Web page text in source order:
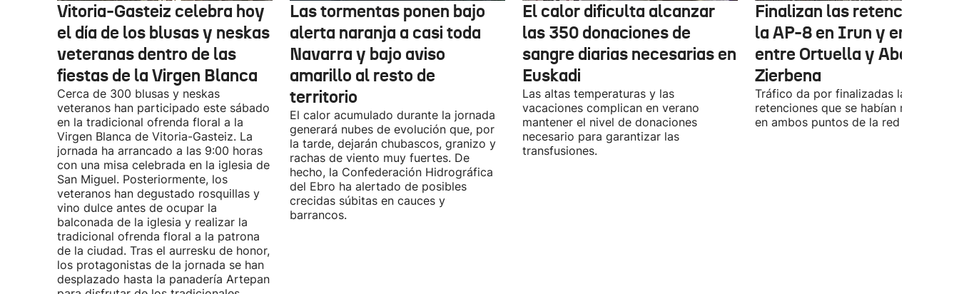
Vitoria-Gasteiz celebra hoy
el día de los blusas y neskas
veteranas dentro de las
fiestas de la Virgen Blanca
Cerca de 300 blusas y neskas
veteranos han participado este sábado
en la tradicional ofrenda floral a la
Virgen Blanca de Vitoria-Gasteiz. La
jornada ha arrancado a las 9:00 horas
con una misa celebrada en la iglesia de
San Miguel. Posteriormente, los
veteranos han degustado rosquillas y
vino dulce antes de ocupar la
balconada de la iglesia y realizar la
tradicional ofrenda floral a la patrona
de la ciudad. Tras el aurresku de honor,
los protagonistas de la jornada se han
desplazado hasta la panadería Artepan
Las tormentas ponen bajo
alerta naranja a casi toda
Navarra y bajo aviso
amarillo al resto de
territorio
El calor acumulado durante la jornada
generará nubes de evolución que, por
la tarde, dejarán chubascos, granizo y
rachas de viento muy fuertes. De
hecho, la Confederación Hidrográfica
del Ebro ha alertado de posibles
crecidas súbitas en cauces y
barrancos.
El calor dificulta alcanzar
las 350 donaciones de
sangre diarias necesarias en
Euskadi
Las altas temperaturas y las
vacaciones complican en verano
mantener el nivel de donaciones
necesario para garantizar las
transfusiones.
Finalizan las retenciones
la AP-8 en Irun y en la A-8
entre Ortuella y Abanto-
Zierbena
Tráfico da por finalizadas las
retenciones que se habían registrado
en ambos puntos de la red viaria